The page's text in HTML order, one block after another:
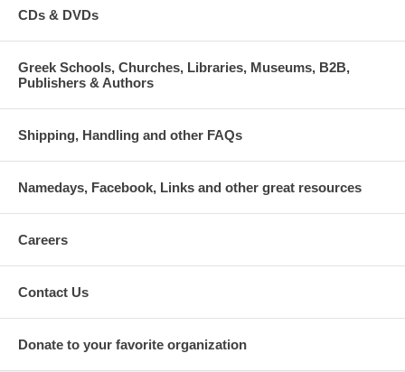
CDs & DVDs
Greek Schools, Churches, Libraries, Museums, B2B,
Publishers & Authors
Shipping, Handling and other FAQs
Namedays, Facebook, Links and other great resources
Careers
Contact Us
Donate to your favorite organization